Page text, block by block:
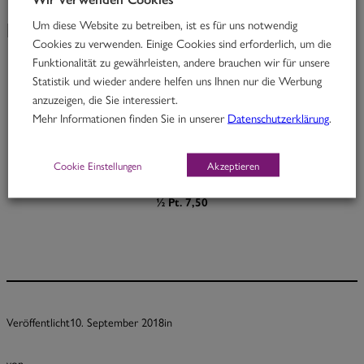
KW 37
Rindfleisch mit Linsen und Hokkaidokürbis in Kurkuma-Aprikosencurry
M, O
½ Pt. 7,50
Veröffentlicht10. September 2018in
Um diese Website zu betreiben, ist es für uns notwendig
Cookies zu verwenden. Einige Cookies sind erforderlich, um die
Funktionalität zu gewährleisten, andere brauchen wir für unsere
Statistik und wieder andere helfen uns Ihnen nur die Werbung
anzuzeigen, die Sie interessiert.
Mehr Informationen finden Sie in unsererDatenschutzerklärung
Cookie Einstellungen Akzeptieren